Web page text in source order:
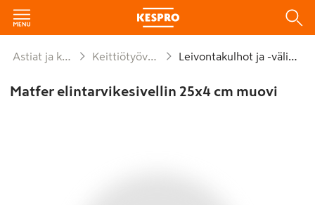
Astiat ja kattaus Keittiötyövälineet Leivontakulhot ja -välineet
Matfer elintarvikesivellin 25x4 cm muovi